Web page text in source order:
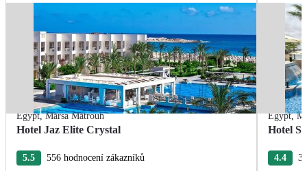
Egypt,Marsa Matrouh
Hotel Jaz Elite Crystal
5.5 556 hodnocení zákazníků
Egypt,
Hotel
4.4